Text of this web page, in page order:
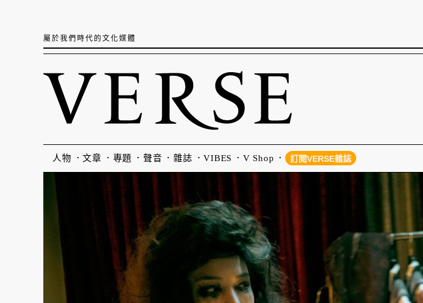
屬於我們時代的文化媒體
人物 文章 專題 聲音 雜誌 VIBES V Shop 訂閱VERSE雜誌